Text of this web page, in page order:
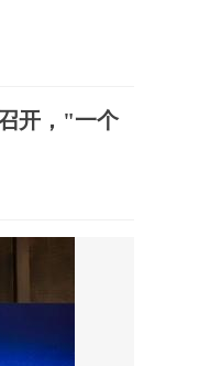
开，"一个